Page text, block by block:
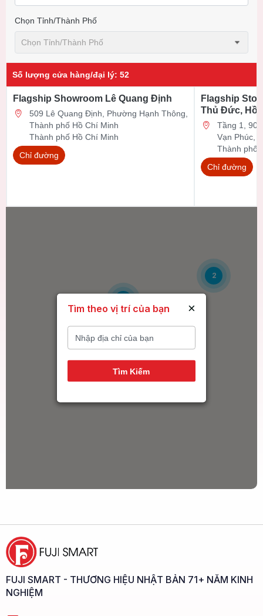
Chọn Tỉnh/thành Phố
Chọn Tỉnh/thành Phố
Số lượng cửa hàng/đại lý: 52
Flagship Showroom Lê Quang Định
509 Lê Quang Định, Phường Hạnh Thông,
Thành phố Hồ Chí Minh
Thành phố Hồ Chí Minh
Chỉ đường
Flagship
Thủ Đức, Hồ
Tầng 1, 90
Vạn Phúc,
Thành phố
Chỉ đường
14
2
Tìm theo vị trí của bạn ×
Tìm Kiếm
FUJI SMART - THƯƠNG HIỆU NHẬT BẢN 71+ NĂM KINH
NGHIỆM